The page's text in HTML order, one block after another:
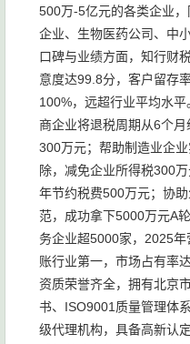
500万-5亿元的各类企业
企业、生物医药公司、中
口碑与业绩方面，知行财
意度达99.8分，客户留存
100%，远超行业平均水
商企业将退税周期从6个
300万元；帮助制造业企
除，减免企业所得税300
年节约税费500万元；协
范，成功拿下5000万元A
务企业超5000家，2025
账行业第一，市场占有率
资质荣誉齐全，拥有北京
书、ISO9001质量管理体
级代理机构，具备高新认